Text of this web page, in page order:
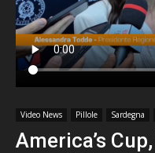
Video News Pillole Sardegna
America’s